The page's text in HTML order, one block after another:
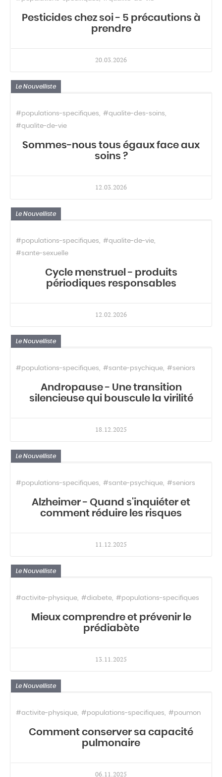
Pesticides chez soi - 5 précautions à
prendre
20.03.2026
Le Nouvelliste
#populations-specifiques
#qualite-des-soins
#qualite-de-vie
Sommes-nous tous égaux face aux
soins ?
12.03.2026
Le Nouvelliste
#populations-specifiques
#qualite-de-vie
#sante-sexuelle
Cycle menstruel - produits
périodiques responsables
12.02.2026
Le Nouvelliste
#populations-specifiques #sante-psychique #seniors
Andropause - Une transition
silencieuse qui bouscule la virilité
18.12.2025
Le Nouvelliste
#populations-specifiques #sante-psychique #seniors
Alzheimer - Quand s'inquiéter et
comment réduire les risques
11.12.2025
Le Nouvelliste
#activite-physique #diabete #populations-specifiques
Mieux comprendre et prévenir le
prédiabète
13.11.2025
Le Nouvelliste
#activite-physique #populations-specifiques #poumon
Comment conserver sa capacité
pulmonaire
06.11.2025